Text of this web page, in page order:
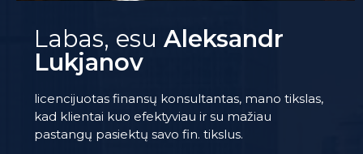
Labas, esu Aleksandr
Lukjanov
licencijuotas finansų konsultantas, mano tikslas,
kad klientai kuo efektyviau ir su mažiau
pastangų pasiektų savo fin. tikslus.